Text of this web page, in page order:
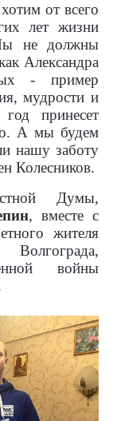
от всего
лет жизни
не должны
Александра
- пример
мудрости и
принесет
А мы будем
нашу заботу
Колесников.
Думы,
, вместе с
жителя
войны